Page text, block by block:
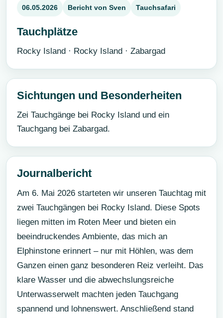
06.05.2026 Bericht von Sven Tauchsafari
Tauchplätze
Rocky Island · Rocky Island · Zabargad
Sichtungen und Besonderheiten
Zei Tauchgänge bei Rocky Island und ein
Tauchgang bei Zabargad.
Journalbericht
Am 6. Mai 2026 starteten wir unseren Tauchtag mit
zwei Tauchgängen bei Rocky Island. Diese Spots
liegen mitten im Roten Meer und bieten ein
beeindruckendes Ambiente, das mich an
Elphinstone erinnert – nur mit Höhlen, was dem
Ganzen einen ganz besonderen Reiz verleiht. Das
klare Wasser und die abwechslungsreiche
Unterwasserwelt machten jeden Tauchgang
spannend und lohnenswert. Anschließend stand